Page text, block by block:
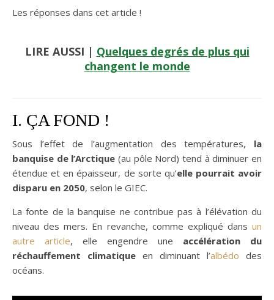
Les réponses dans cet article !
LIRE AUSSI | Quelques degrés de plus qui
changent le monde
I. ÇA FOND !
Sous l’effet de l’augmentation des températures, la
banquise de l’Arctique (au pôle Nord) tend à diminuer en
étendue et en épaisseur, de sorte qu’elle pourrait avoir
disparu en 2050, selon le GIEC.
La fonte de la banquise ne contribue pas à l’élévation du
niveau des mers. En revanche, comme expliqué dans un
autre article, elle engendre une accélération du
réchauffement climatique en diminuant l’albédo des
océans.